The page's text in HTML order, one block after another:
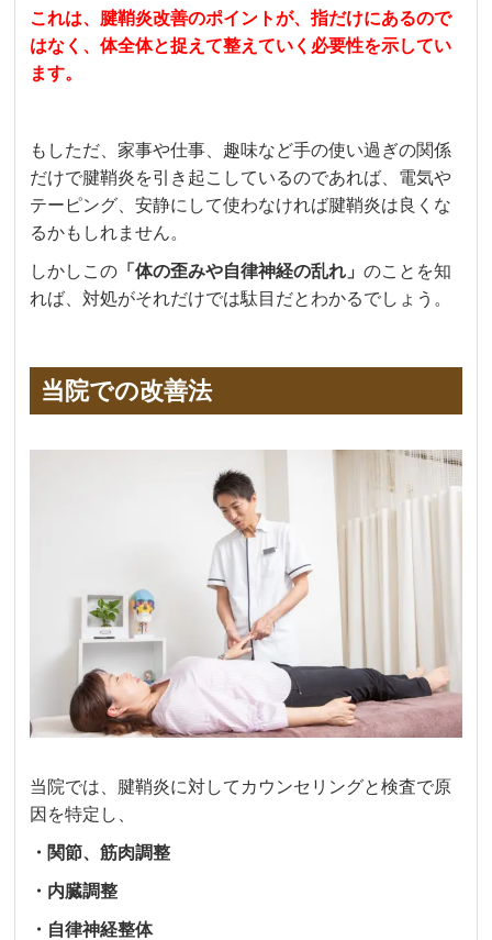
これは、腱鞘炎改善のポイントが、指だけにあるので
はなく、体全体と捉えて整えていく必要性を示してい
ます。
もしただ、家事や仕事、趣味など手の使い過ぎの関係
だけで腱鞘炎を引き起こしているのであれば、電気や
テーピング、安静にして使わなければ腱鞘炎は良くな
るかもしれません。
しかしこの 「体の歪みや自律神経の乱れ」のことを知
れば、対処がそれだけでは駄目だとわかるでしょう。
当院での改善法
当院では、腱鞘炎に対してカウンセリングと検査で原
因を特定し、
・関節、筋肉調整
・内臓調整
・自律神経整体